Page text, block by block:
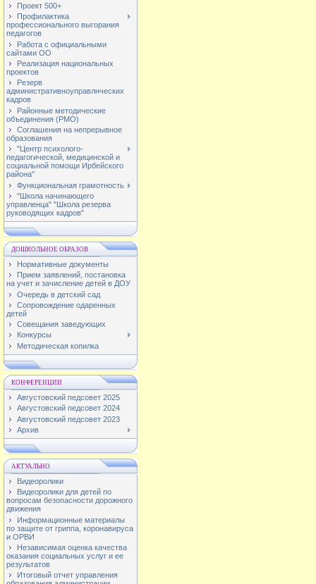
Проект 500+
Профилактика
профессионального выгорания
педагогов
Работа с официальными
сайтами ОО
Реализация национальных
проектов
Резерв
административноуправлнческих
кадров
Районные методические
объединения (РМО)
Соглашения на непрерывное
образования
"Центр психолого-
педагогической, медицинской и
социальной помощи Ирбейского
района"
Функциональная грамотность
"Школа начинающего
управленца" "Школа резерва
руководящих кадров"
ДОШКОЛЬНОЕ ОБРАЗОВ
Нормативные документы
Прием заявлений, постановка
на учет и зачисление детей в ДОУ
Очередь в детский сад
Сопровождение одаренных
детей
Совещания заведующих
Конкурсы
Методическая копилка
КОНФЕРЕНЦИИ
Августовский педсовет 2025
Августовский педсовет 2024
Августовский педсовет 2023
Архив
АКТУАЛЬНО
Видеоролики
Видеоролики для детей по
вопросам безопасности дорожного
движения
Информационные материалы
по защите от гриппа, коронавируса
и ОРВИ
Независимая оценка качества
оказания социальных услуг и ее
результатов
Итоговый отчет управления